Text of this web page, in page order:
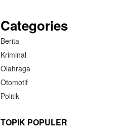
Categories
Berita
Kriminal
Olahraga
Otomotif
Politik
TOPIK POPULER